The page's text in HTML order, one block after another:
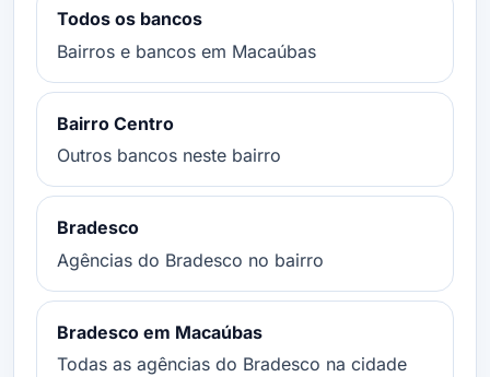
Todos os bancos
Bairros e bancos em Macaúbas
Bairro Centro
Outros bancos neste bairro
Bradesco
Agências do Bradesco no bairro
Bradesco em Macaúbas
Todas as agências do Bradesco na cidade